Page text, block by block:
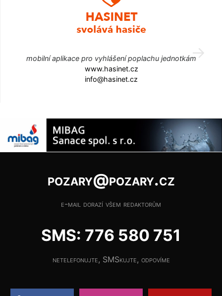
mobilní aplikace pro vyhlášení poplachu jednotkám
www.hasinet.cz
info@hasinet.cz
pozary@pozary.cz
e-mail dorazí všem redaktorům
SMS: 776 580 751
netelefonujte, SMSkujte, odpovíme